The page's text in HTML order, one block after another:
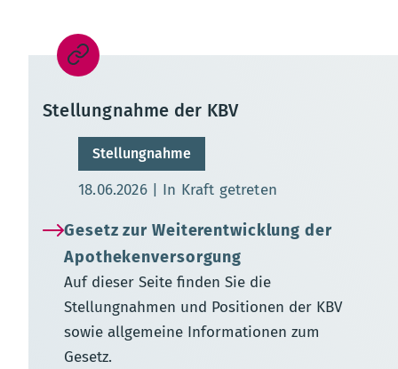
Stellungnahme der KBV
Stellungnahme
Aktualisierungsdatum:
18.06.2026 In Kraft getreten
Gesetz zur Weiterentwicklung der
Apothekenversorgung
Auf dieser Seite finden Sie die
Stellungnahmen und Positionen der KBV
sowie allgemeine Informationen zum
Gesetz.